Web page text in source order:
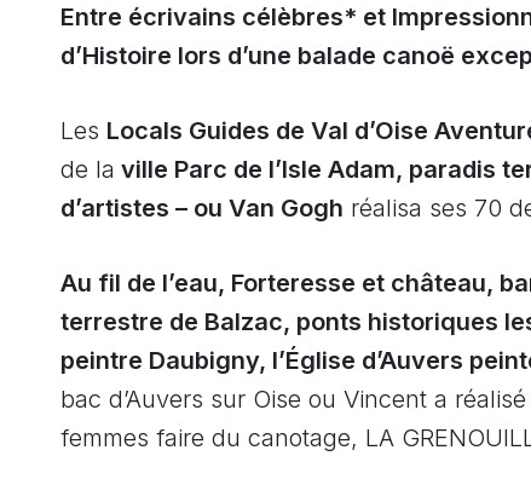
Entre écrivains célèbres* et
d’Histoire lors d’une balade canoë
Les Locals Guides de Val d’Oise
de la ville Parc de l’Isle Adam, paradis
d’artistes – ou Van Gogh réalisa ses 70
Au fil de l’eau, Forteresse et château,
terrestre de Balzac, ponts historiques
peintre Daubigny, l’Église d’Auvers
bac d’Auvers sur Oise ou Vincent a
femmes faire du canotage, LA